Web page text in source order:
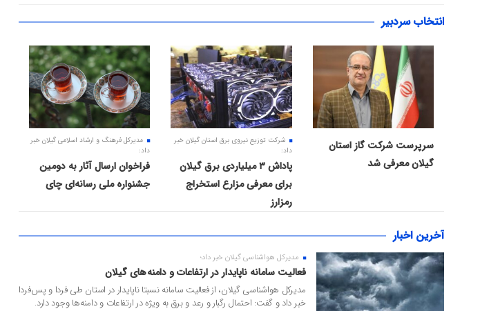
انتخاب سردبیر
سرپرست شرکت گاز استان
گیلان معرفی شد
۰۹ مرداد ۱۴۰۵
شرکت توزیع نیروی برق استان گیلان خبر
داد:
پاداش ۳ میلیاردی برق گیلان
برای معرفی مزارع استخراج
رمزارز
۰۷ مرداد ۱۴۰۵
مدیرکل فرهنگ و ارشاد اسلامی گیلان خبر
داد:
فراخوان ارسال آثار به دومین
جشنواره ملی رسانه‌ای چای
آخرین اخبار
۱۴ مرداد ۱۴۰۵
مدیرکل هواشناسی گیلان خبر داد؛
فعالیت سامانه ناپایدار در ارتفاعات و دامنه های گیلان
مدیرکل هواشناسی گیلان، از فعالیت سامانه نسبتا ناپایدار در استان طی فردا و پس فردا
خبر داد و گفت: احتمال رگبار و رعد و برق به ویژه در ارتفاعات و دامنه ها وجود دارد.